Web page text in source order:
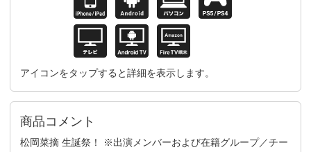
アイコンをタップすると詳細を表示します。
商品コメント
松岡菜摘 生誕祭！ ※出演メンバーおよび在籍グループ／チー